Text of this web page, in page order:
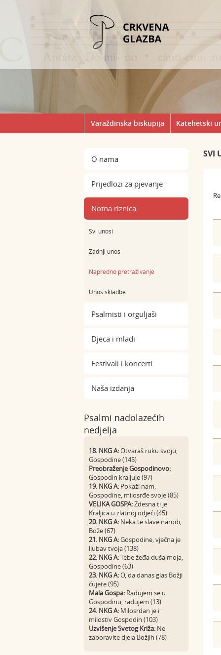
Varaždinska biskupija Katehetski
O nama
Prijedlozi za pjevanje
Notna riznica
Svi unosi
Zadnji unos
Napredno pretraživanje
Unos skladbe
Psalmisti i orguljaši
Djeca i mladi
Festivali i koncerti
Naša izdanja
Psalmi nadolazećih
nedjelja
18. NKG A:Otvaraš ruku svoju,
Gospodine (145)
Preobraženje Gospodinovo:
Gospodin kraljuje (97)
19. NKG A: Pokaži nam,
Gospodine, milosrđe svoje (85)
VELIKA GOSPA:Zdesna ti je
Kraljica u zlatnoj odjeći (45)
20. NKG A: Neka te slave narodi,
Bože (67)
21. NKG A:Gospodine, vječna je
ljubav tvoja (138)
22. NKG A:Tebe žeđa duša moja,
Gospodine (63)
23. NKG A:O, da danas glas Božji
čujete (95)
Mala Gospa: Radujem se u
Gospodinu, radujem (13)
24. NKG A: Milosrdan je i
milostiv Gospodin (103)
Uzvišenje Svetog Križa: Ne
zaboravite djela Božjih (78)
SVI